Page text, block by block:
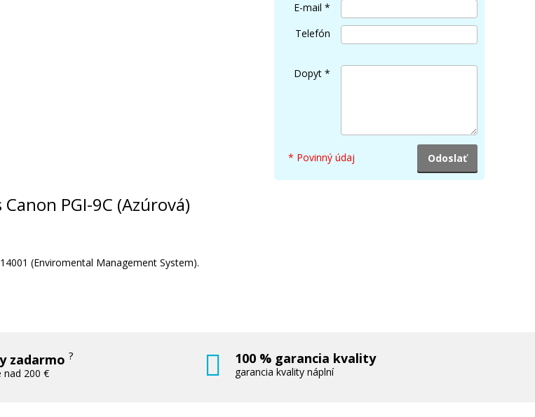
E-mail *
Telefón
Dopyt *
* Povinný údaj
PGI-9C (Azúrová)
(Enviromental Management System).
zadarmo?
nad 200 €
100 % garancia kvality
garancia kvality náplní